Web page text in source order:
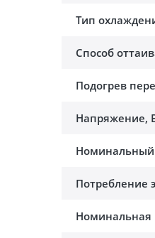
Тип
Способ
Подогрев
Напряжение,
Номинальный
Потребление
Номинальная